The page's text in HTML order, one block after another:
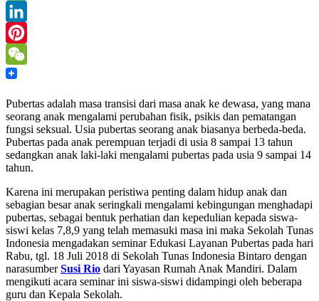
Message
LinkedIn
Pinterest
WeChat
Pubertas adalah masa transisi dari masa anak ke dewasa, yang mana
seorang anak mengalami perubahan fisik, psikis dan pematangan
fungsi seksual. Usia pubertas seorang anak biasanya berbeda-beda.
Pubertas pada anak perempuan terjadi di usia 8 sampai 13 tahun
sedangkan anak laki-laki mengalami pubertas pada usia 9 sampai 14
tahun.
Karena ini merupakan peristiwa penting dalam hidup anak dan
sebagian besar anak seringkali mengalami kebingungan menghadapi
pubertas, sebagai bentuk perhatian dan kepedulian kepada siswa-
siswi kelas 7,8,9 yang telah memasuki masa ini maka Sekolah Tunas
Indonesia mengadakan seminar Edukasi Layanan Pubertas pada hari
Rabu, tgl. 18 Juli 2018 di Sekolah Tunas Indonesia Bintaro dengan
narasumberSusi Rio dari Yayasan Rumah Anak Mandiri. Dalam
mengikuti acara seminar ini siswa-siswi didampingi oleh beberapa
guru dan Kepala Sekolah.